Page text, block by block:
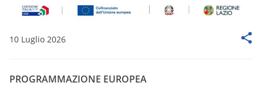
10 Luglio 2026
PROGRAMMAZIONE EUROPEA